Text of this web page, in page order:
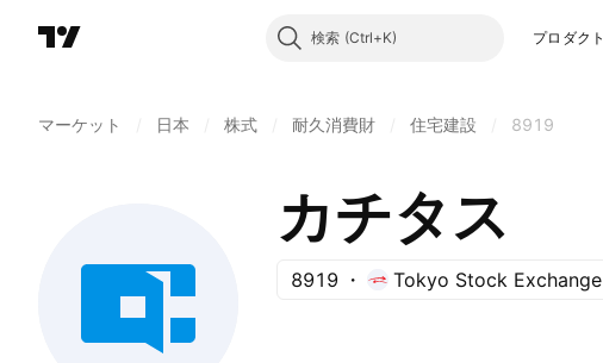
検索 プロダクト
マーケット 日本 株式 耐久消費財 住宅建設 8919
カチタス
8919 Tokyo Stock Exchange